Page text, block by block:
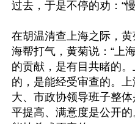
过去，于是不停的劝：“
在胡温清查上海之际，
海帮打气，黄菊说：“上
的贡献，是有目共睹的
的，是能经受审查的。
大、市政协领导班子整
平提高、满意度是公开